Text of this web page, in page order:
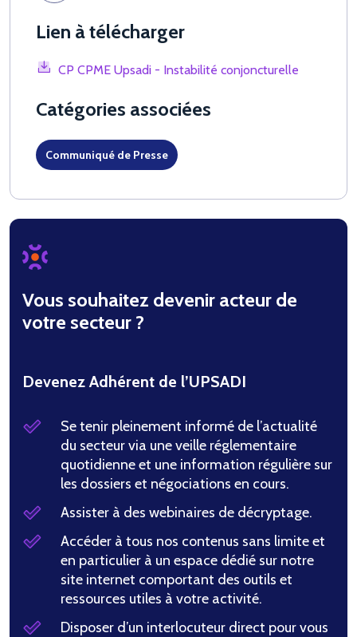
Lien à télécharger
CP CPME Upsadi - Instabilité conjoncturelle
Catégories associées
Communiqué de Presse
Vous souhaitez devenir acteur de
votre secteur ?
Devenez Adhérent de l’UPSADI
Se tenir pleinement informé de l’actualité
du secteur via une veille réglementaire
quotidienne et une information régulière sur
les dossiers et négociations en cours.
Assister à des webinaires de décryptage.
Accéder à tous nos contenus sans limite et
en particulier à un espace dédié sur notre
site internet comportant des outils et
ressources utiles à votre activité.
Disposer d’un interlocuteur direct pour vous